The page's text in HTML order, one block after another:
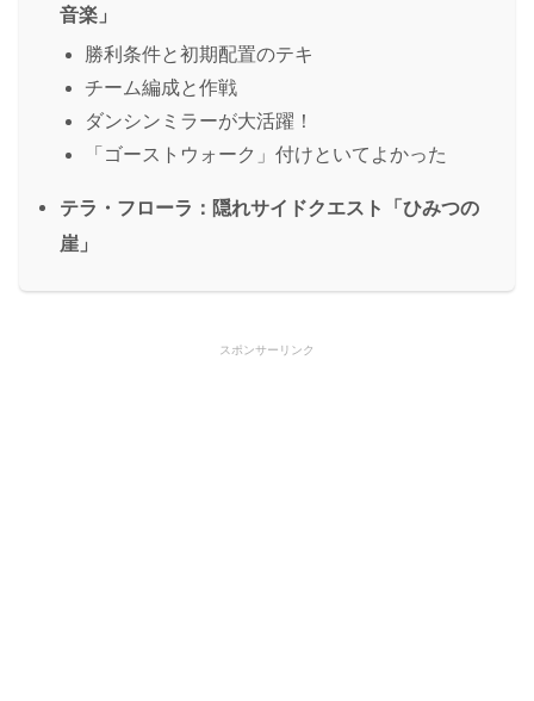
音楽」
勝利条件と初期配置のテキ
チーム編成と作戦
ダンシンミラーが大活躍！
「ゴーストウォーク」付けといてよかった
テラ・フローラ：隠れサイドクエスト「ひみつの
崖」
スポンサーリンク